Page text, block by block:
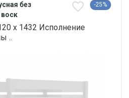
без
-25%
х 1432 Исполнение
..